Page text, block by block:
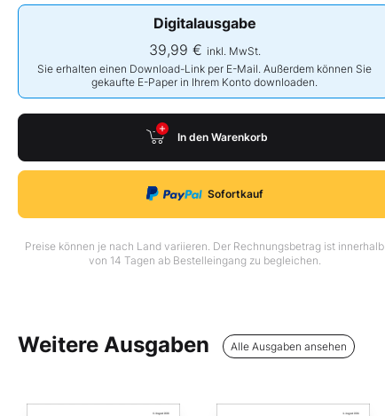
Digitalausgabe
39,99 € inkl. MwSt.
Sie erhalten einen Download-Link per E-Mail. Außerdem können Sie
gekaufte E-Paper in Ihrem Konto downloaden.
In den Warenkorb
Sofortkauf
Preise können je nach Land variieren. Der Rechnungsbetrag ist innerhalb
von 14 Tagen ab Bestelleingang zu begleichen.
Weitere Ausgaben Alle Ausgaben ansehen